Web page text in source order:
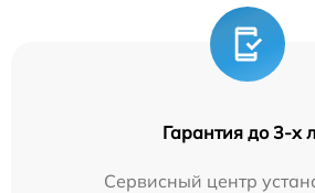
Гарантия до 3-х
Сервисный центр